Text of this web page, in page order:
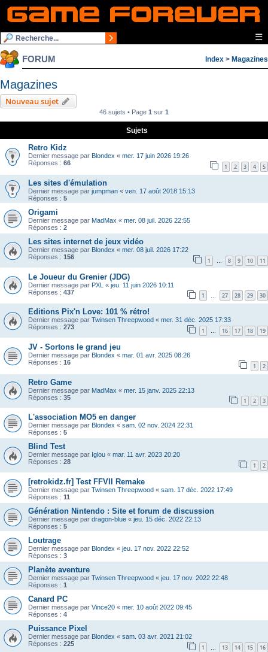
☰
FORUM Index > Magazines
Magazines
Nouveau sujet
46 sujets • Page 1 sur 1
Sujets
Retro Kidz
Dernier message par Blondex « mer. 17 juin 2026 19:26
Réponses : 66 1 2 3 4 5
Les sites d'émulation
Dernier message par jumpman « ven. 17 août 2018 15:13
Réponses : 5
Origami
Dernier message par MadMax « mer. 08 juil. 2026 22:55
Réponses : 2
Les sites internet de jeux vidéo
Dernier message par Blondex « mer. 08 juil. 2026 17:22
Réponses : 156 1 … 8 9 10 11
Le Joueur du Grenier (JDG)
Dernier message par PXL « jeu. 11 juin 2026 10:11
Réponses : 437 1 27 28 29 30
Editions Pix'n Love: 101 % rétro!
Dernier message par Twinsen Threepwood « mer. 31 déc. 2025 17:33
Réponses : 273 1 … 16 17 18 19
JV - Sortons le grand jeu
Dernier message par Blondex « mar. 01 avr. 2025 08:26
Réponses : 16 1 2
Retro Game
Dernier message par MadMax « mer. 15 janv. 2025 22:13
Réponses : 35 1 2 3
L'association MO5 en danger
Dernier message par Blondex « sam. 02 nov. 2024 22:31
Réponses : 5
Blind Test
Dernier message par Iglou « mar. 11 avr. 2023 20:20
Réponses : 28 1 2
[retrokidz.fr] Test FFVII Remake
Dernier message par Twinsen Threepwood « sam. 17 déc. 2022 17:49
Réponses : 11
Génération Nintendo : Site et forum de discussion
Dernier message par dragon-blue « jeu. 15 déc. 2022 22:13
Réponses : 5
Loutrage
Dernier message par Blondex « jeu. 17 nov. 2022 22:52
Réponses : 3
Planète aventure
Dernier message par Twinsen Threepwood « jeu. 17 nov. 2022 22:48
Réponses : 1
Canard PC
Dernier message par Vince20 « mer. 10 août 2022 09:45
Réponses : 4
Puissance Pixel
Dernier message par Blondex « sam. 03 avr. 2021 21:02
Réponses : 225 1 … 13 14 15 16